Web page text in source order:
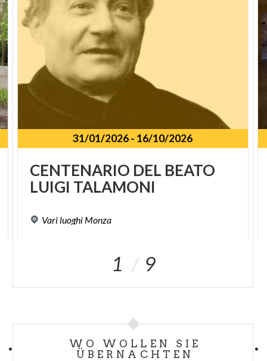
31/01/2026- 16/10/2026
CENTENARIO DEL BEATO
LUIGI TALAMONI
Vari luoghi Monza
1 9
WO WOLLEN SIE
ÜBERNACHTEN